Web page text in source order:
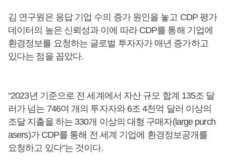
김 연구원은 응답 기업 수의 증가 원인을 놓고 CDP 평가
데이터의 높은 신뢰성과 이에 따라 CDP를 통해 기업에
환경정보를 요청하는 글로벌 투자자가 매년 증가하고
있다는 점을 꼽았다.
“2023년 기준으로 전 세계에서 자산 규모 합계 135조 달
러가 넘는 746여 개의 투자자와 6조 4천억 달러 이상의
조달 지출을 하는 330개 이상의 대형 구매자(large purch
asers)가 CDP를 통해 전 세계 기업에 환경정보공개를
요청하고 있다"는 것이다.